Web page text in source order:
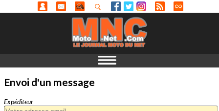
Envoi d'un message
Expéditeur